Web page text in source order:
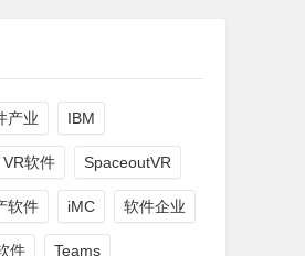
产业 IBM
VR软件 SpaceoutVR
软件 iMC 软件企业
件 Teams